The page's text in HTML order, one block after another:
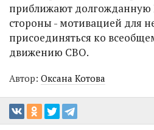
приближают долгожданную
стороны - мотивацией для
присоединяться ко
движению СВО.
Автор: Оксана Котова